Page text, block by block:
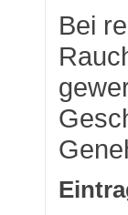
Bei